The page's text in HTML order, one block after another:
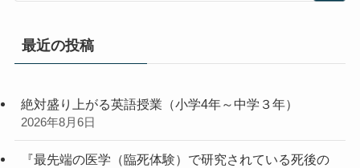
最近の投稿
絶対盛り上がる英語授業（小学4年～中学３年）
2026年8月6日
『最先端の医学（臨死体験）で研究されている死後の